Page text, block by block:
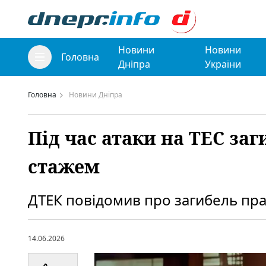
Головна
Новини
Дніпра
Новини
України
Головна Новини Дніпра
Під час атаки на ТЕС
стажем
ДТЕК повідомив про загибель
14.06.2026